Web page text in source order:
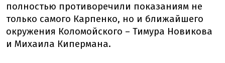
полностью противоречили показаниям не
только самого Карпенко, но и ближайшего
окружения Коломойского – Тимура Новикова
и Михаила Кипермана.